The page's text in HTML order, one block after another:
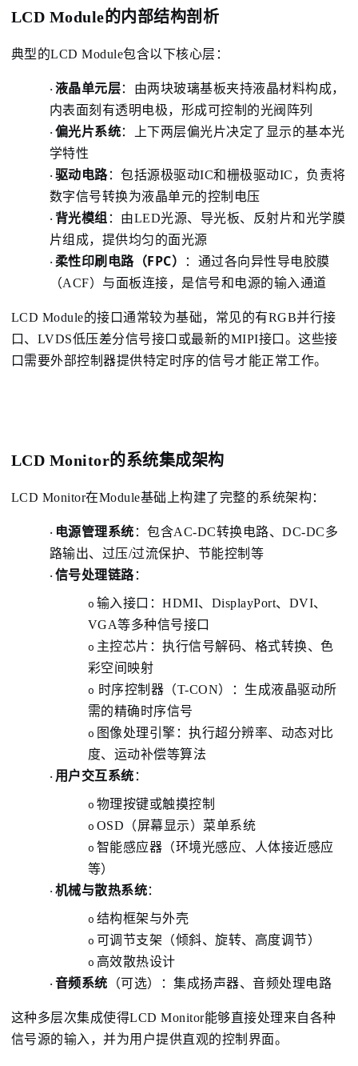
LCD Module的内部结构剖析
典型的LCD Module包含以下核心层：
· 液晶单元层： 由两块玻璃基板夹持液晶材料构成，
内表面刻有透明电极，形成可控制的光阀阵列
· 偏光片系统：
上下两层偏光片决定了显示的基本光
学特性
· 驱动电路：包括源极驱动IC和栅极驱动IC，负责将
数字信号转换为液晶单元的控制电压
· 背光模组 ： 由LED光源、导光板、反射片和光学膜
片组成，提供均匀的面光源
· 柔性印刷电路（FPC） ： 通过各向异性导电胶膜
（ACF）与面板连接，是信号和电源的输入通道
LCD Module的接口通常较为基础，常见的有RGB并行接
口、LVDS低压差分信号接口或最新的MIPI接口。这些接
口需要外部控制器提供特定时序的信号才能正常工作。
LCD Monitor的系统集成架构
LCD Monitor在Module基础上构建了完整的系统架构：
· 电源管理系统 ：包含AC-DC转换电路、DC-DC多
路输出、过压/过流保护、节能控制等
· 信号处理链路：
o 输入接口：HDMI、DisplayPort、DVI、
VGA等多种信号接口
o 主控芯片：执行信号解码、格式转换、色
彩空间映射
o 时序控制器（T-CON）：生成液晶驱动所
需的精确时序信号
o 图像处理引擎：执行超分辨率、动态对比
度、运动补偿等算法
· 用户交互系统 ：
o 物理按键或触摸控制
o OSD（屏幕显示）菜单系统
o 智能感应器（环境光感应、人体接近感应
等）
· 机械与散热系统：
o 结构框架与外壳
o 可调节支架（倾斜、旋转、高度调节）
o 高效散热设计
· 音频系统 （可选）：集成扬声器、音频处理电路
这种多层次集成使得LCD Monitor能够直接处理来自各种
信号源的输入，并为用户提供直观的控制界面。